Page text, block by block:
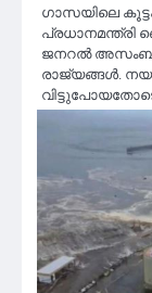
ഗാസയിലെ
ജനറൽ
രാജ്യങ്ങൾ.